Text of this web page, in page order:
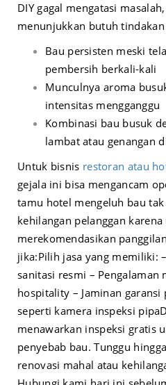
DIY gagal mengatasi
menunjukkan butuh
Bau persisten meski
pembersih berkali-kali
Munculnya aroma
intensitas mengganggu
Kombinasi bau busuk
lambat atau genangan
Untuk bisnis restoran atau
gejala ini bisa mengancam
tamu hotel mengeluh bau
kehilangan pelanggan
merekomendasikan
jika:Pilih jasa yang memiliki:
sanitasi resmi – Pengalaman
hospitality – Jaminan
seperti kamera inspeksi pipa
menawarkan inspeksi gratis
penyebab bau. Tunggu
renovasi mahal atau